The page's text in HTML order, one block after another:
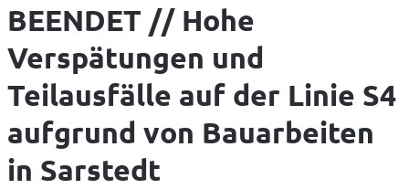
BEENDET // Hohe
Verspätungen und
Teilausfälle auf der Linie S4
aufgrund von Bauarbeiten
in Sarstedt